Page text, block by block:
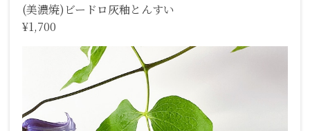
(美濃焼)ビードロ灰釉とんすい
¥1,700